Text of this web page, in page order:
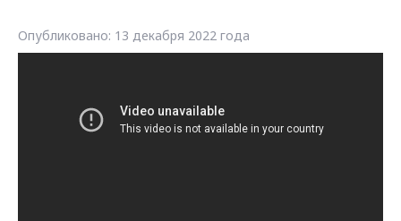
Опубликовано: 13 декабря 2022 года